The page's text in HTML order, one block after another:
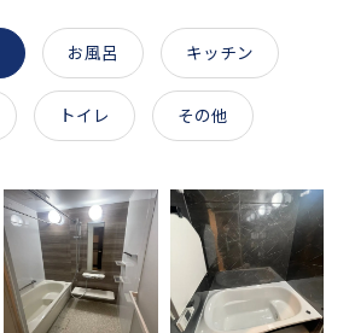
お風呂 キッチン
トイレ その他